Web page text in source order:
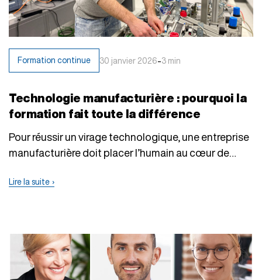
Formation continue 30 janvier 2026-3 min
Technologie manufacturière : pourquoi la
formation fait toute la différence
Pour réussir un virage technologique, une entreprise
manufacturière doit placer l’humain au cœur de
Lire la suite